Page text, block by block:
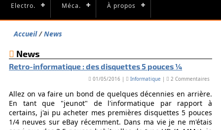
Electro. Méca. À propos
Accueil News
News
Retro-informatique : des disquettes 5 pouces ¼
01/05/2016 | Informatique | 2 Commentaires
Allez on va faire un bond de quelques décennies en arrière.
En tant que "jeunot" de l'informatique par rapport à
certains, j'ai pu acheter mes premières disquettes 5 pouces
1/4 neuves sur eBay récemment. Dans ma vie je ne m'étais